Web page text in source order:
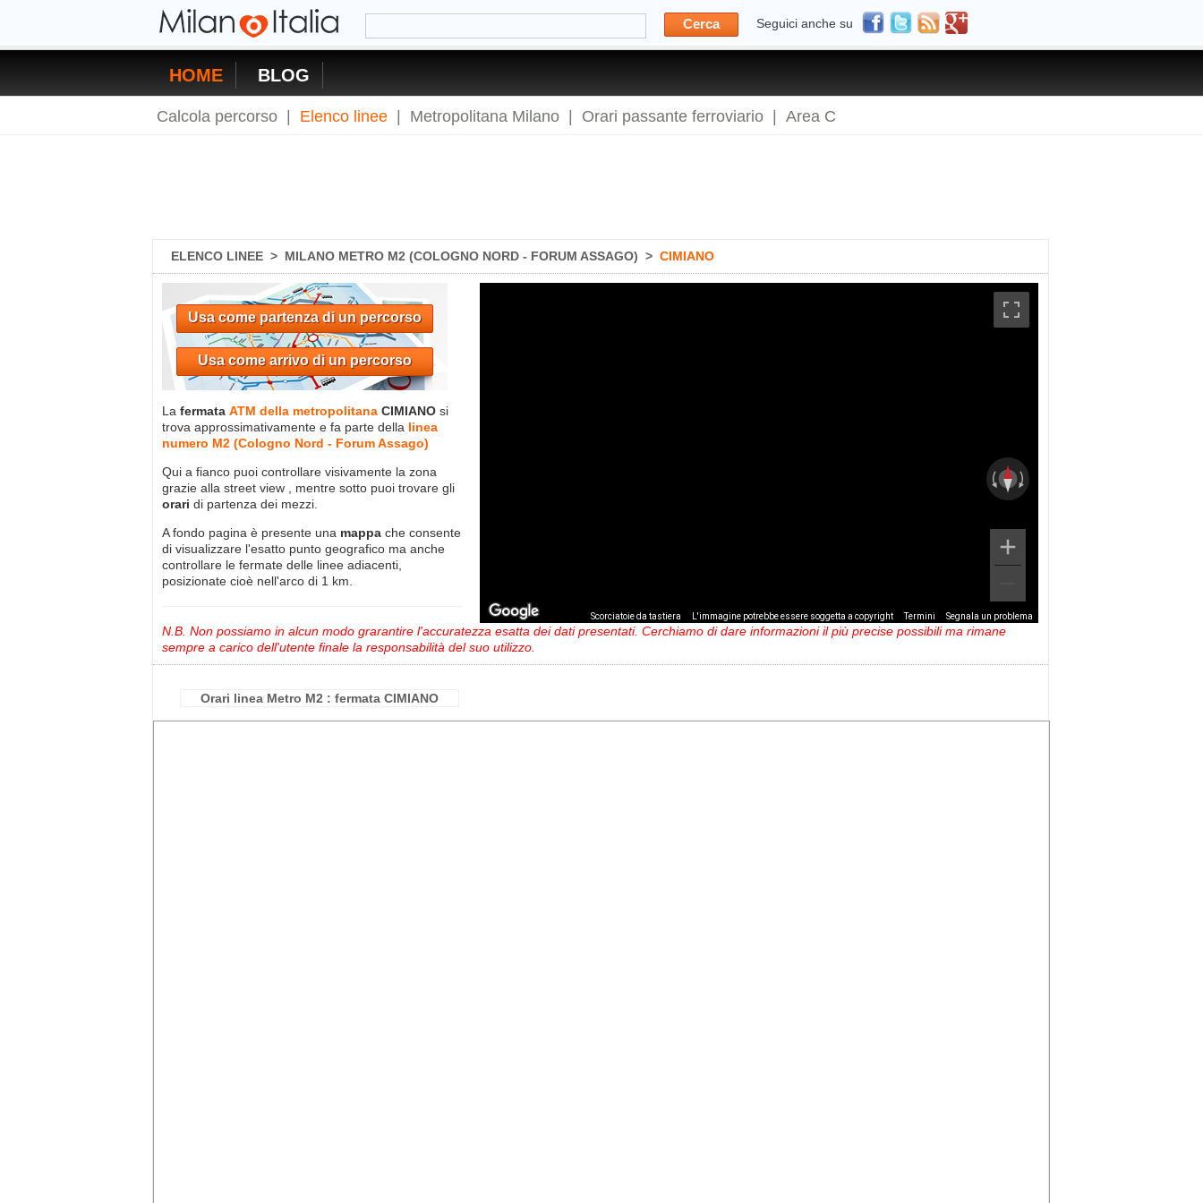
Cerca Seguici anche su
HOME BLOG
Calcola percorso Elenco linee Metropolitana Milano Orari passante ferroviario Area C
ELENCO LINEE > MILANO METRO M2 (COLOGNO NORD - FORUM ASSAGO) > CIMIANO
Usa come partenza di un percorso
Usa come arrivo di un percorso
La fermata ATM della metropolitana CIMIANO si
trova approssimativamente e fa parte della linea
numero M2 (Cologno Nord - Forum Assago)
Qui a fianco puoi controllare visivamente la zona
grazie alla street view , mentre sotto puoi trovare gli
orari di partenza dei mezzi.
A fondo pagina è presente una mappa che consente
di visualizzare l'esatto punto geografico ma anche
controllare le fermate delle linee adiacenti,
posizionate cioè nell'arco di 1 km.
Scorciatoie da tastiera L'immagine potrebbe essere soggetta a copyright Termini Segnala un problema
N.B. Non possiamo in alcun modo grarantire l'accuratezza esatta dei dati presentati. Cerchiamo di dare informazioni il più precise possibili ma rimane
sempre a carico dell'utente finale la responsabilità del suo utilizzo.
Orari linea Metro M2 : fermata CIMIANO